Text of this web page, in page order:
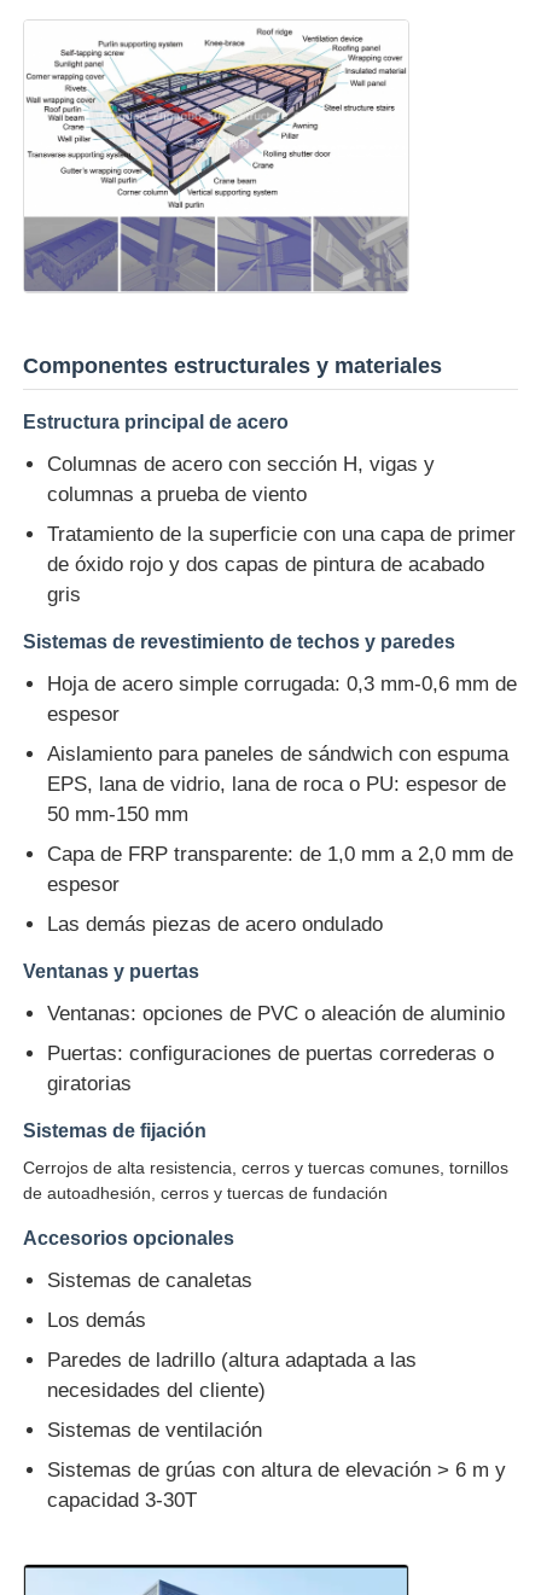
almacén de estructura de acero
Construcción comercial de acero
Estructuras mineras
Celular de aeronaves de estructura de acero
Material estructural de acero
Estructura de acero Torre del tanque de agua
Construcción de edificios de estructura de acero
Estructura de acero recubierta en polvo
Componentes estructurales y materiales
Estructura principal de acero
Columnas de acero con sección H, vigas y
columnas a prueba de viento
Tratamiento de la superficie con una capa de primer
de óxido rojo y dos capas de pintura de acabado
gris
Sistemas de revestimiento de techos y paredes
Hoja de acero simple corrugada: 0,3 mm-0,6 mm de
espesor
Aislamiento para paneles de sándwich con espuma
EPS, lana de vidrio, lana de roca o PU: espesor de
50 mm-150 mm
Capa de FRP transparente: de 1,0 mm a 2,0 mm de
espesor
Las demás piezas de acero ondulado
Ventanas y puertas
Ventanas: opciones de PVC o aleación de aluminio
Puertas: configuraciones de puertas correderas o
giratorias
Sistemas de fijación
Cerrojos de alta resistencia, cerros y tuercas comunes, tornillos
de autoadhesión, cerros y tuercas de fundación
Accesorios opcionales
Sistemas de canaletas
Los demás
Paredes de ladrillo (altura adaptada a las
necesidades del cliente)
Sistemas de ventilación
Sistemas de grúas con altura de elevación > 6 m y
capacidad 3-30T